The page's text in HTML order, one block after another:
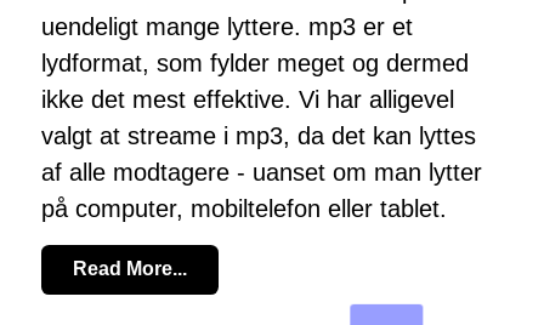
uendeligt mange lyttere. mp3 er et
lydformat, som fylder meget og dermed
ikke det mest effektive. Vi har alligevel
valgt at streame i mp3, da det kan lyttes
af alle modtagere - uanset om man lytter
på computer, mobiltelefon eller tablet.
Read More...